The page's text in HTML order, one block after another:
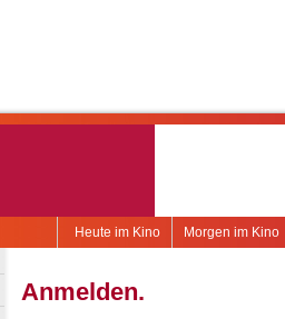
Morgen im Kino
Heute im Kino
Anmelden.